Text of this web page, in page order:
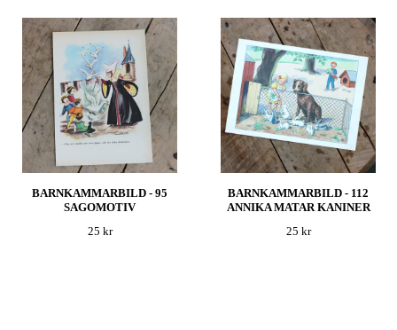
BARNKAMMARBILD - 95
SAGOMOTIV
25 kr
BARNKAMMARBILD - 112
ANNIKA MATAR KANINER
25 kr